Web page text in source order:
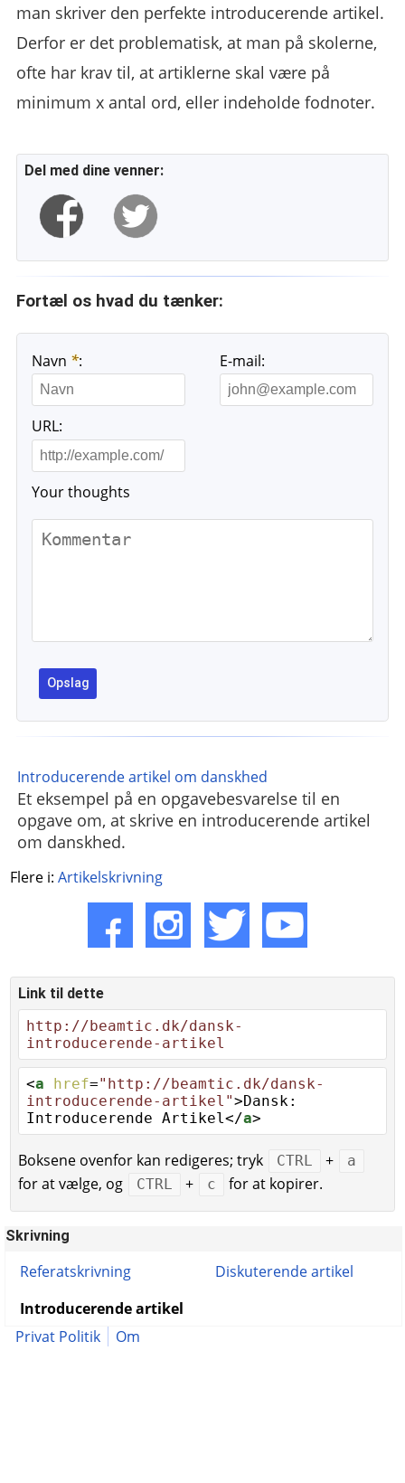
Skrivning
Referatskrivning
Diskuterende artikel
Introducerende artikel
man skriver den perfekte introducerende artikel.
Derfor er det problematisk, at man på skolerne,
ofte har krav til, at artiklerne skal være på
minimum x antal ord, eller indeholde fodnoter.
Del med dine venner:
Fortæl os hvad du tænker:
Navn *: E-mail:
URL:
Your thoughts
Introducerende artikel om danskhed
Et eksempel på en opgavebesvarelse til en
opgave om, at skrive en introducerende artikel
om danskhed.
Flere i:Artikelskrivning
Link til dette
http://beamtic.dk/dansk-
introducerende-artikel
<a href="http://beamtic.dk/dansk-
introducerende-artikel">Dansk:
Introducerende Artikel</a>
Boksene ovenfor kan redigeres; tryk CTRL + a
for at vælge, og CTRL + c for at kopirer.
Privat Politik Om